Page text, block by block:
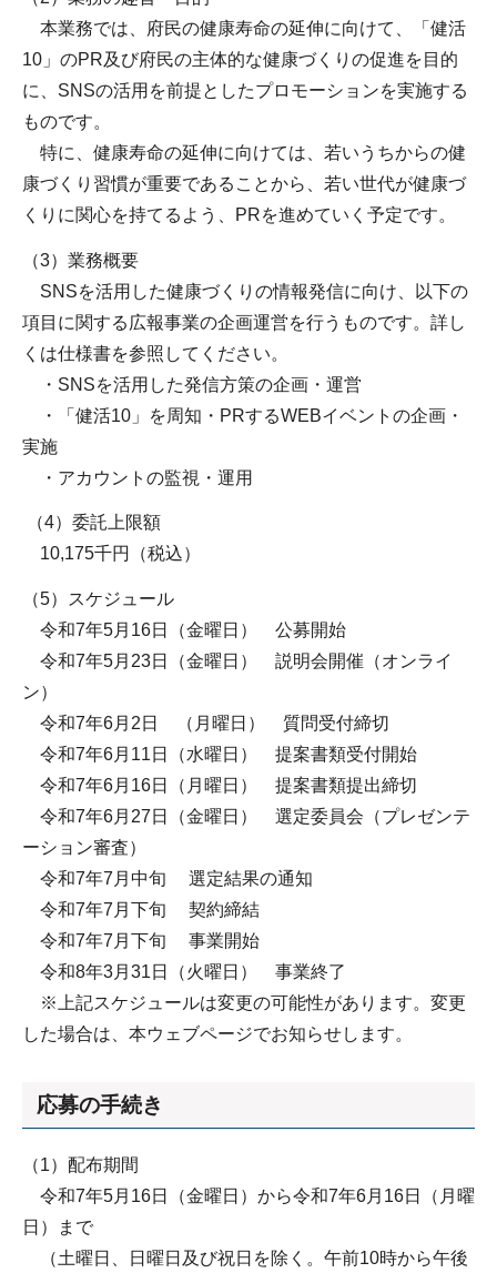
本業務では、府民の健康寿命の延伸に向けて、「健活
10」のPR及び府民の主体的な健康づくりの促進を目的
に、SNSの活用を前提としたプロモーションを実施する
ものです。
特に、健康寿命の延伸に向けては、若いうちからの健
康づくり習慣が重要であることから、若い世代が健康づ
くりに関心を持てるよう、PRを進めていく予定です。
（3）業務概要
SNSを活用した健康づくりの情報発信に向け、以下の
項目に関する広報事業の企画運営を行うものです。詳し
くは仕様書を参照してください。
・SNSを活用した発信方策の企画・運営
・「健活10」を周知・PRするWEBイベントの企画・
実施
・アカウントの監視・運用
（4）委託上限額
10,175千円（税込）
（5）スケジュール
令和7年5月16日（金曜日） 公募開始
令和7年5月23日（金曜日） 説明会開催（オンライ
ン）
令和7年6月2日 （月曜日） 質問受付締切
令和7年6月11日（水曜日） 提案書類受付開始
令和7年6月16日（月曜日） 提案書類提出締切
令和7年6月27日（金曜日） 選定委員会（プレゼンテ
ーション審査）
令和7年7月中旬 選定結果の通知
令和7年7月下旬 契約締結
令和7年7月下旬 事業開始
令和8年3月31日（火曜日） 事業終了
※上記スケジュールは変更の可能性があります。変更
した場合は、本ウェブページでお知らせします。
応募の手続き
（1）配布期間
令和7年5月16日（金曜日）から令和7年6月16日（月曜
日）まで
（土曜日、日曜日及び祝日を除く。午前10時から午後